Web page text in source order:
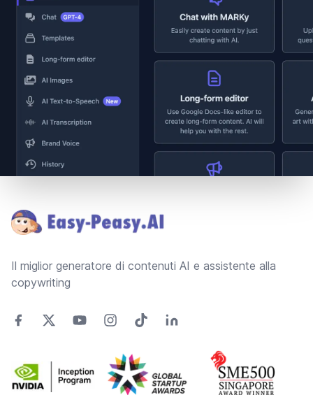
Il miglior generatore di contenuti AI e assistente alla
copywriting